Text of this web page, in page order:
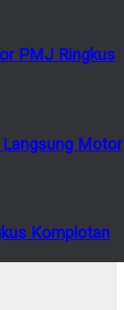
PMJ Ringkus
Motor
Komplotan